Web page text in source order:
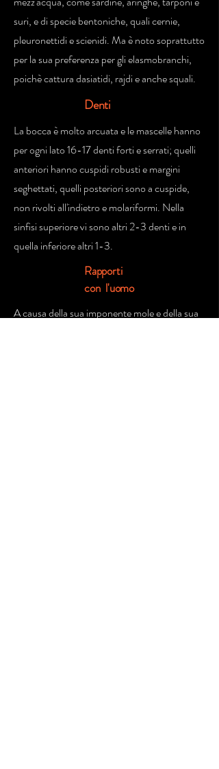
suri, e di specie bentoniche, quali cernie,
pleuronettidi e scienidi. Ma è noto soprattutto
per la sua preferenza per gli elasmobranchi,
poichè cattura dasiatidi, rajdi e anche squali.
Denti
La bocca è molto arcuata e le mascelle hanno
per ogni lato 16-17 denti forti e serrati; quelli
anteriori hanno cuspidi robusti e margini
seghettati, quelli posteriori sono a cuspide,
non rivolti all'indietro e molariformi. Nella
sinfisi superiore vi sono altri 2-3 denti e in
quella inferiore altri 1-3.
Rapporti
con l'uomo
A causa della sua imponente mole e della sua